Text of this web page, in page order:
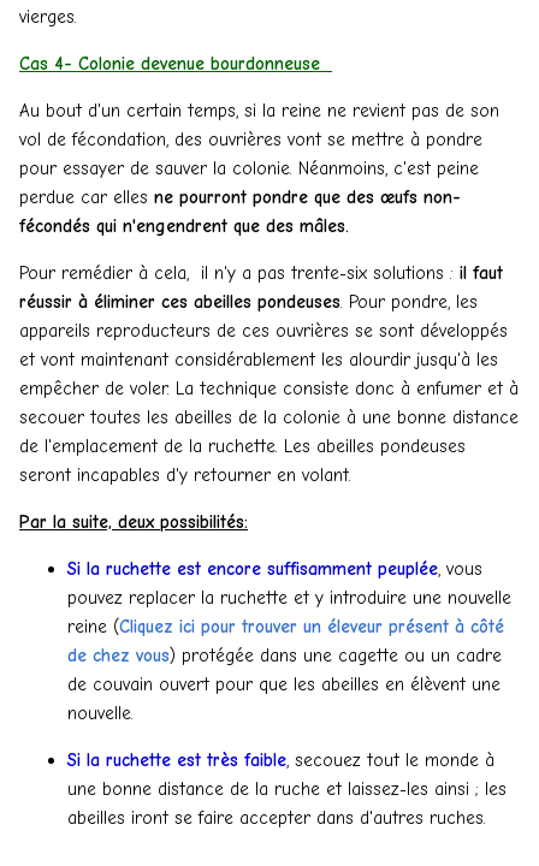
vierges.
Cas 4- Colonie devenue bourdonneuse
Au bout d'un certain temps, si la reine ne revient pas de son
vol de fécondation, des ouvrières vont se mettre à pondre
pour essayer de sauver la colonie. Néanmoins, c'est peine
perdue car elles ne pourront pondre que des œufs non-
fécondés qui n'engendrent que des mâles.
Pour remédier à cela, il n'y a pas trente-six solutions : il faut
réussir à éliminer ces abeilles pondeuses . Pour pondre, les
appareils reproducteurs de ces ouvrières se sont développés
et vont maintenant considérablement les alourdir jusqu'à les
empêcher de voler. La technique consiste donc à enfumer et à
secouer toutes les abeilles de la colonie à une bonne distance
de l'emplacement de la ruchette. Les abeilles pondeuses
seront incapables d'y retourner en volant.
Par la suite, deux possibilités:
Si la ruchette est encore suffisamment peuplée , vous
pouvez replacer la ruchette et y introduire une nouvelle
reine (Cliquez ici pour trouver un éleveur présent à côté
de chez vous) protégée dans une cagette ou un cadre
de couvain ouvert pour que les abeilles en élèvent une
nouvelle.
Si la ruchette est très faible , secouez tout le monde à
une bonne distance de la ruche et laissez-les ainsi ; les
abeilles iront se faire accepter dans d'autres ruches.